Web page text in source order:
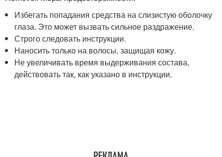
Избегать попадания средства на слизистую оболочку
глаза. Это может вызвать сильное раздражение.
Строго следовать инструкции.
Наносить только на волосы, защищая кожу.
Не увеличивать время выдерживания состава,
действовать так, как указано в инструкции.